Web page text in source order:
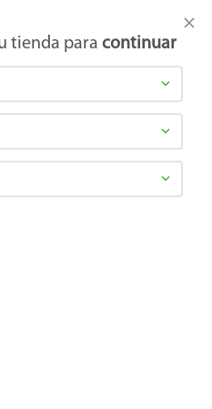
tienda para continuar